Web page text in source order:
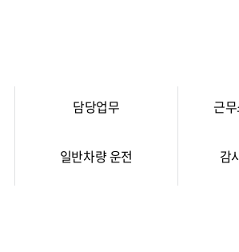
담당업무 근
일반차량 운전 감